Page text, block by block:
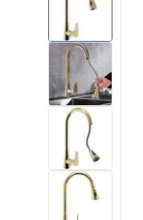
Tuš vrata
Tuš kade
Tuš
Umivaonici